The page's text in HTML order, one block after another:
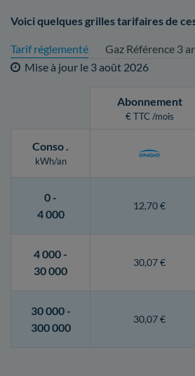
Voici quelques grilles tarifaires de
Tarif réglementé
Gaz Référence 3
Mise à jour le 3 août 2026
Abonnement
€ TTC /mois
Conso.
kWh/an
0 -
4 000
12,70 €
4 000 -
30 000
30,07 €
30 000 -
300 000
30,07 €